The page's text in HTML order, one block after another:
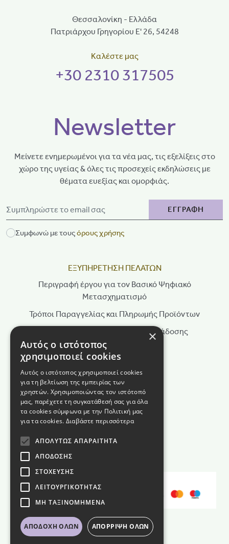
Θεσσαλονίκη - Ελλάδα
Πατριάρχου Γρηγορίου Ε' 26, 54248
Καλέστε μας
+30 2310 317505
ΕΞΥΠΗΡΕΤΗΣΗ ΠΕΛΑΤΩΝ
Περιγραφή έργου για τον Βασικό Ψηφιακό
Μετασχηματισμό
Τρόποι Παραγγελίας και Πληρωμής Προϊόντων
Τρόποι Αποστολής & Χρόνοι Παράδοσης
Πολιτική Επιστροφών
Όροι Χρήσης
Πολιτική Απορρήτου
Πολιτική Cookies
Newsletter
Μείνετε ενημερωμένοι για τα νέα μας, τις εξελίξεις στο
χώρο της υγείας & όλες τις προσεχείς εκδηλώσεις με
θέματα ευεξίας και ομορφιάς.
ΕΓΓΡΑΦΗ
Συμφωνώ με τουςόρους χρήσης
×
Αυτός ο ιστότοπος
χρησιμοποιεί cookies
Αυτός ο ιστότοπος χρησιμοποιεί cookies
για τη βελτίωση της εμπειρίας των
χρηστών. Χρησιμοποιώντας τον ιστότοπό
μας, παρέχετε τη συγκατάθεσή σας για όλα
τα cookies σύμφωνα με την Πολιτική μας
για τα cookies. Διαβάστε περισσότερα
ΑΠΟΛΎΤΩΣ ΑΠΑΡΑΊΤΗΤΑ
ΑΠΌΔΟΣΗΣ
ΣΤΌΧΕΥΣΗΣ
ΛΕΙΤΟΥΡΓΙΚΌΤΗΤΑΣ
ΜΗ ΤΑΞΙΝΟΜΗΜΈΝΑ
ΑΠΟΔΟΧΉ ΌΛΩΝ ΑΠΌΡΡΙΨΗ ΌΛΩΝ